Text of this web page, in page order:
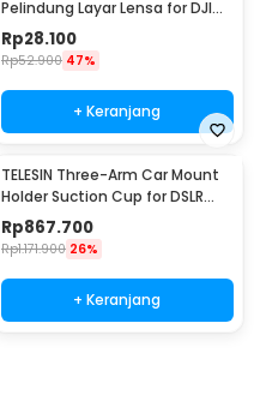
Pelindung Layar Lensa for DJI
Action 3/4 - OA-FLM-008
Rp28.100
Rp52.900 47%
+ Keranjang
TELESIN Three-Arm Car Mount
Holder Suction Cup for DSLR
GoPro DJI Osmo - TE-TSB-001
Rp867.700
Rp1.171.900 26%
+ Keranjang